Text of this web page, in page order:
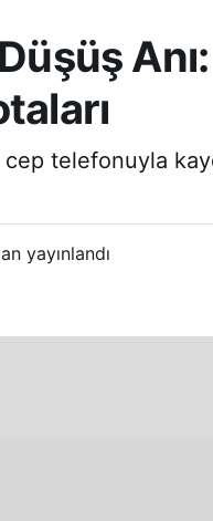
Düşüş
cep telefonuyla
yayınlandı